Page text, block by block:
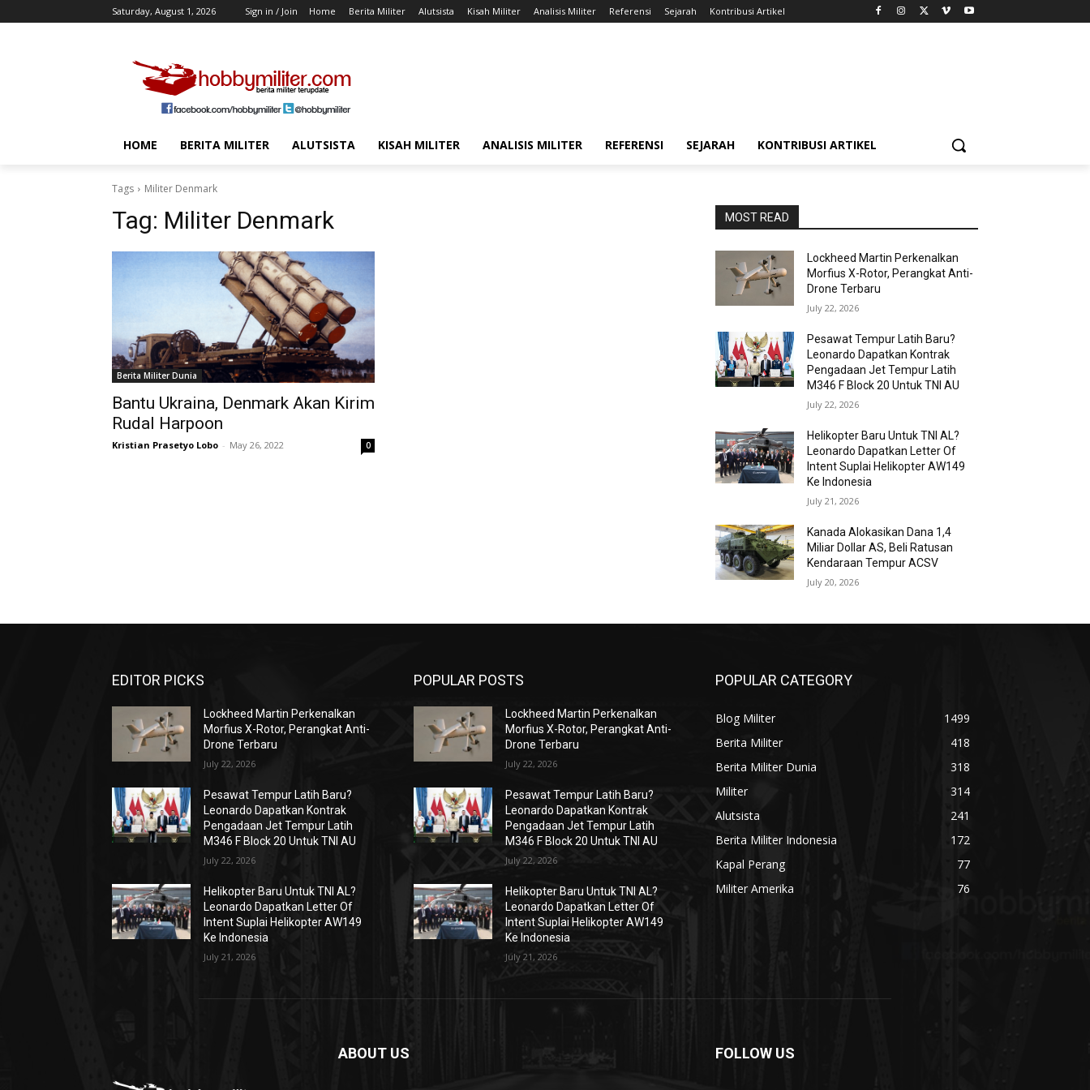
Saturday, August 1, 2026 Sign in / Join Home Berita Militer Alutsista Kisah Militer Analisis Militer Referensi Sejarah Kontribusi Artikel
HOME BERITA MILITER ALUTSISTA KISAH MILITER ANALISIS MILITER REFERENSI SEJARAH KONTRIBUSI ARTIKEL
Tags Militer Denmark
Tag: Militer Denmark
Berita Militer Dunia
Bantu Ukraina, Denmark Akan Kirim
Rudal Harpoon
Kristian Prasetyo Lobo - May 26, 2022 0
MOST READ
Lockheed Martin Perkenalkan
Morfius X-Rotor, Perangkat Anti-
Drone Terbaru
July 22, 2026
Pesawat Tempur Latih Baru?
Leonardo Dapatkan Kontrak
Pengadaan Jet Tempur Latih
M346 F Block 20 Untuk TNI AU
July 22, 2026
Helikopter Baru Untuk TNI AL?
Leonardo Dapatkan Letter Of
Intent Suplai Helikopter AW149
Ke Indonesia
July 21, 2026
Kanada Alokasikan Dana 1,4
Miliar Dollar AS, Beli Ratusan
Kendaraan Tempur ACSV
July 20, 2026
EDITOR PICKS
Lockheed Martin Perkenalkan
Morfius X-Rotor, Perangkat Anti-
Drone Terbaru
July 22, 2026
Pesawat Tempur Latih Baru?
Leonardo Dapatkan Kontrak
Pengadaan Jet Tempur Latih
M346 F Block 20 Untuk TNI AU
July 22, 2026
Helikopter Baru Untuk TNI AL?
Leonardo Dapatkan Letter Of
Intent Suplai Helikopter AW149
Ke Indonesia
July 21, 2026
POPULAR POSTS
Lockheed Martin Perkenalkan
Morfius X-Rotor, Perangkat Anti-
Drone Terbaru
July 22, 2026
Pesawat Tempur Latih Baru?
Leonardo Dapatkan Kontrak
Pengadaan Jet Tempur Latih
M346 F Block 20 Untuk TNI AU
July 22, 2026
Helikopter Baru Untuk TNI AL?
Leonardo Dapatkan Letter Of
Intent Suplai Helikopter AW149
Ke Indonesia
July 21, 2026
POPULAR CATEGORY
Blog Militer
1499
Berita Militer
418
Berita Militer Dunia
318
Militer
314
Alutsista
241
Berita Militer Indonesia
172
Kapal Perang
77
Militer Amerika
76
ABOUT US FOLLOW US